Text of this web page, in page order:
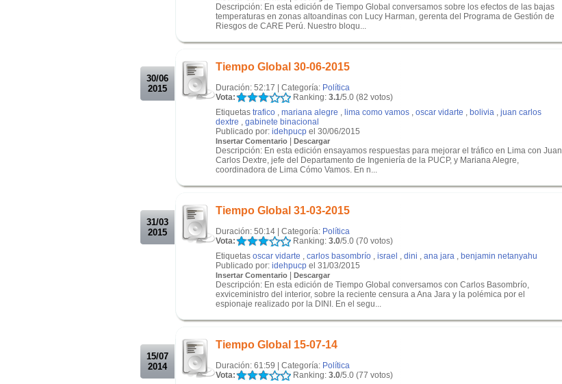
Descripción: En esta edición de Tiempo Global conversamos sobre los efectos de las bajas
temperaturas en zonas altoandinas con Lucy Harman, gerenta del Programa de Gestión de
Riesgos de CARE Perú. Nuestro bloqu...
30/06
2015
Tiempo Global 30-06-2015
Duración: 52:17 | Categoría: Política
Vota:
Ranking: 3.1/5.0 (82 votos)
Etiquetas trafico , mariana alegre , lima como vamos , oscar vidarte , bolivia , juan carlos
dextre , gabinete binacional
Publicado por: idehpucp el 30/06/2015
Insertar Comentario | Descargar
Descripción: En esta edición ensayamos respuestas para mejorar el tráfico en Lima con Juan
Carlos Dextre, jefe del Departamento de Ingeniería de la PUCP, y Mariana Alegre,
coordinadora de Lima Cómo Vamos. En n...
31/03
2015
Tiempo Global 31-03-2015
Duración: 50:14 | Categoría: Política
Vota:
Ranking: 3.0/5.0 (70 votos)
Etiquetas oscar vidarte , carlos basombrío , israel , dini , ana jara , benjamin netanyahu
Publicado por: idehpucp el 31/03/2015
Insertar Comentario | Descargar
Descripción: En esta edición de Tiempo Global conversamos con Carlos Basombrío,
exviceministro del interior, sobre la reciente censura a Ana Jara y la polémica por el
espionaje realizado por la DINI. En el segu...
15/07
2014
Tiempo Global 15-07-14
Duración: 61:59 | Categoría: Política
Vota:
Ranking: 3.0/5.0 (77 votos)